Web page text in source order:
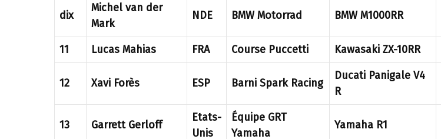
dix
Michel van der
Mark
NDE BMW Motorrad BMW M1000RR
11 Lucas Mahias FRA Course Puccetti Kawasaki ZX-10RR
12 Xavi Forès ESP Barni Spark Racing
Ducati Panigale V4
R
13 Garrett Gerloff
Etats-
Unis
Équipe GRT
Yamaha
Yamaha R1